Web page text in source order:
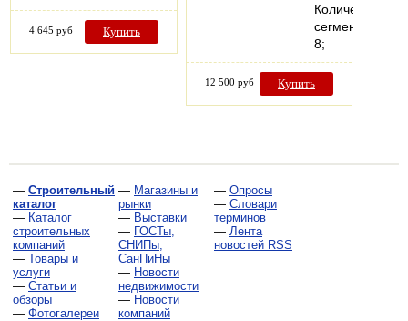
4 645 руб Купить
Количество
сегментов
8;
12 500 руб Купить
— Строительный
каталог
— Каталог
строительных
компаний
— Товары и
услуги
— Статьи и
обзоры
— Фотогалереи
— Магазины и
рынки
— Выставки
— ГОСТы,
СНИПы,
СанПиНы
— Новости
недвижимости
— Новости
компаний
— Опросы
— Словари
терминов
— Лента
новостей RSS